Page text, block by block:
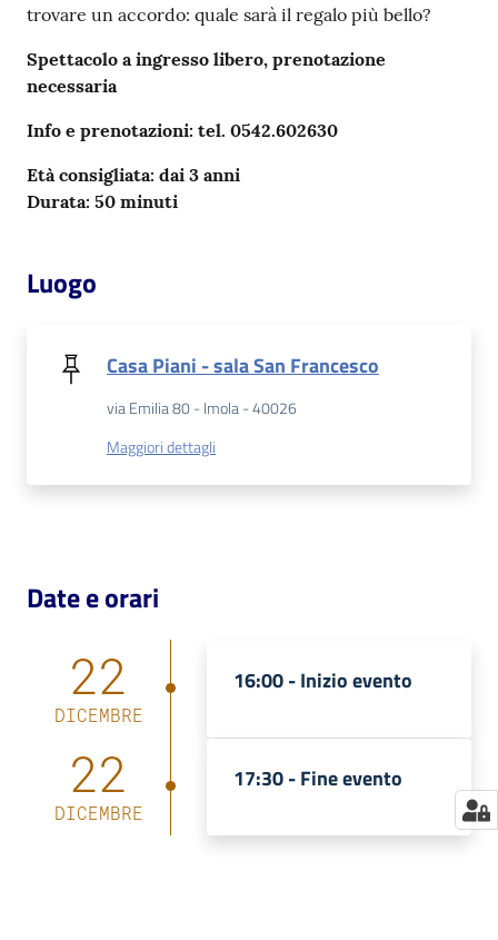
Patto
per
la
Seguici
Eventi
bibliotecario
Avvisi
trovare un accordo: quale sarà il regalo più bello?
Spettacolo a ingresso libero, prenotazione
necessaria
Info e prenotazioni: tel. 0542.602630
Età consigliata: dai 3 anni
Durata: 50 minuti
Luogo
Casa Piani - sala San Francesco
via Emilia 80 - Imola - 40026
Maggiori dettagli
Date e orari
22
DICEMBRE
16:00 -Inizio evento
22
DICEMBRE
17:30 -Fine evento